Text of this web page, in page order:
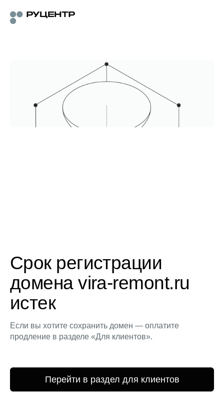
Срок регистрации
домена vira-remont.ru
истек
Если вы хотите сохранить домен — оплатите
продление в разделе «Для клиентов».
Перейти в раздел для клиентов